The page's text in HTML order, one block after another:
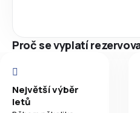
Proč se vyplatí
Největší výběr
letů